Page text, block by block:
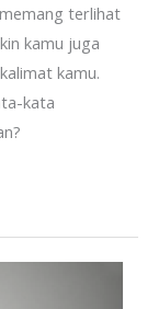
memang terlihat
kamu juga
kamu.
kata